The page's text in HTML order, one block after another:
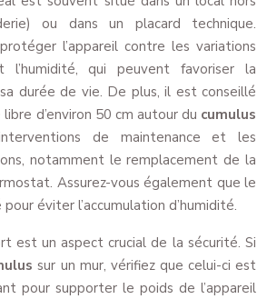
ou dans un placard technique.
l’appareil contre les variations
qui peuvent favoriser la
durée de vie. De plus, il est conseillé
d’environ 50 cm autour du cumulus
de maintenance et les
notamment le remplacement de la
Assurez-vous également que le
éviter l’accumulation d’humidité.
est un aspect crucial de la sécurité. Si
sur un mur, vérifiez que celui-ci est
pour supporter le poids de l’appareil